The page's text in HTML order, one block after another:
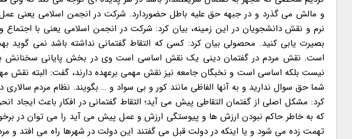
و مالش می گذرد و در جبهه حق علیه باطل حضوردارد. شرکت در انجمن اسلامی یعنی
نرم و نقش دانشجویان در این زمینه، بیان کرد: شرکت در انجمن اسلامی یعنی با
بصیرت یابی کنید. محصولی بیان کرد: کسی که التقاط گفتمانی نداشته باشد نمی
است. نقش مردم در گفتمان دینی یک نقش اساسی است وی در بخش پایانی سخنانش با
نیست بلکه اساسی است و نخبگان جامعه نیز نقش مهمی برعهده دارند، گفت: البته نقش
شما حق سوال ندارید و به آنها الفاظی مانند کور و بی سواد و … بگویند. نظام مردم
کرد: مشکل اصلی از گفتمان التقاطی پیش می آید؛ التقاط گفتمانی در افکار باعث ایجاد
که به خاطر حاکم نبودن ارزش ها و پیوستگی ارزش و عمل پیش می آید را می توان در
تهمت زده می شود و یا اینکه در دولت قبل می گفتند این دولت در شهرها راه می افتد و